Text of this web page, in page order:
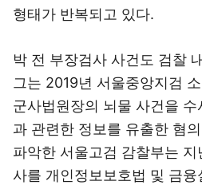
형태가 반복되고 있다.
박 전 부장검사 사건도 검찰
그는 2019년 서울중앙지검
군사법원장의 뇌물 사건을
과 관련한 정보를 유출한 혐
파악한 서울고검 감찰부는
사를 개인정보보호법 및 금